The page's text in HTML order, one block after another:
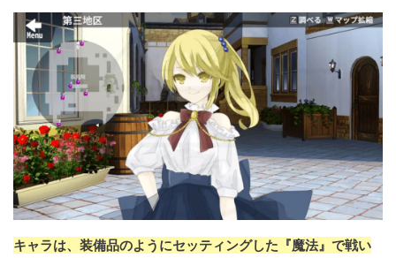
キャラは、装備品のようにセッティングした『魔法』で戦い